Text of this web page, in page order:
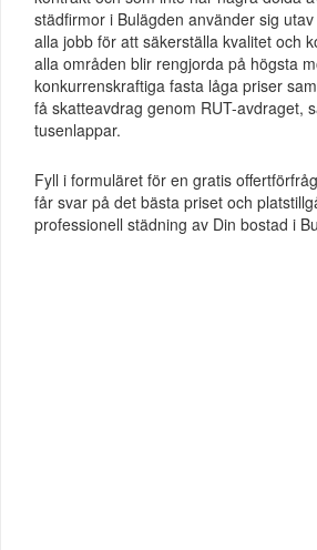
städfirmor i Bulägden använder sig
alla jobb för att säkerställa kvalitet och
alla områden blir rengjorda på högsta
konkurrenskraftiga fasta låga priser
få skatteavdrag genom RUT-avdraget,
tusenlappar.
Fyll i formuläret för en gratis
får svar på det bästa priset och
professionell städning av Din bostad i